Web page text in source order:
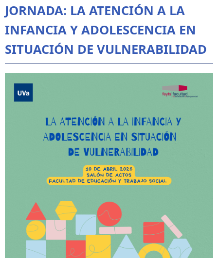
JORNADA: LA ATENCIÓN A LA
INFANCIA Y ADOLESCENCIA EN
SITUACIÓN DE VULNERABILIDAD